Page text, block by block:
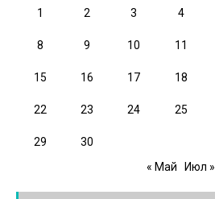
1 2 3 4
8 9 10 11
15 16 17 18
22 23 24 25
29
30
« Май
Июл »